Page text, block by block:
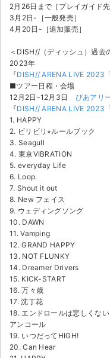
2月26日まで［プレイガイド先
3月2日-［一般発売］
4月20日-［追加販売］
＜DISH//（ディッシュ）過去
2023年
『DISH// ARENA LIVE 2023
■ツアー日程・会場
12月2日-12月3日 ぴあアリ
『DISH// ARENA LIVE 2023
1. HAPPY
2. ビリビリ⭐︎ルールブック
3. Seagull
4. 東京VIBRATION
5. everyday Life
6. Loop.
7. Shout it out
8. New フェイス
9. ウェディングソング
10. DAWN
11. Vamping
12. GRAND HAPPY
13. NOT FLUNKY
14. Dreamer Drivers
15. KICK-START
16. 万々歳
17. 沈丁花
18. エンドロールは悲しくない
アンコール
19. いつだってHIGH!
20. Can Hear